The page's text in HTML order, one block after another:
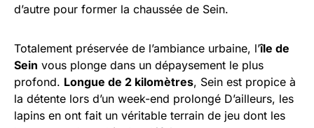
d’autre pour former la chaussée de Sein.
Totalement préservée de l’ambiance urbaine, l’île de
Sein vous plonge dans un dépaysement le plus
profond. Longue de 2 kilomètres, Sein est propice à
la détente lors d’un week-end prolongé D’ailleurs, les
lapins en ont fait un véritable terrain de jeu dont les